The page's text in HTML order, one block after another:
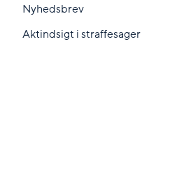
Nyhedsbrev
Aktindsigt i straffesager